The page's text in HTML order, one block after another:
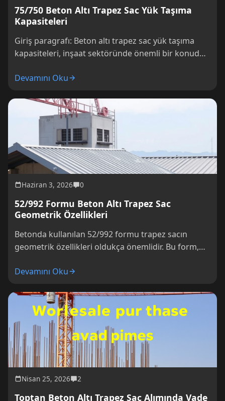
75/750 Beton Altı Trapez Sac Yük Taşıma
Kapasiteleri
Giriş paragrafı: Beton altı trapez sac yük taşıma
kapasiteleri, inşaat sektöründe önemli bir konudur.
Devamını Oku
Haziran 3, 2026 0
52/992 Formu Beton Altı Trapez Sac
Geometrik Özellikleri
Betonda kullanılan 52/992 formu trapez sacın
geometrik özellikleri oldukça önemlidir. Bu form,
Devamını Oku
Nisan 25, 2026 2
Toptan Beton Altı Trapez Sac Alımında Vade